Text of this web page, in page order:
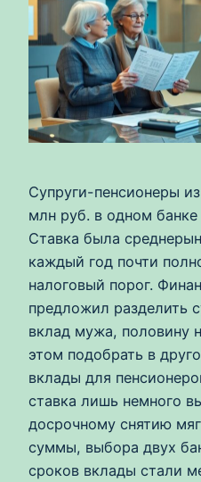
Супруги-пенсионеры
млн руб. в одном
Ставка была
каждый год почти
налоговый порог.
предложил разделить
вклад мужа, половину
этом подобрать в
вклады для
ставка лишь немного
досрочному снятию
суммы, выбора двух
сроков вклады стали